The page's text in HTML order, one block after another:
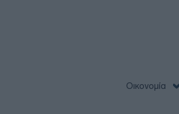
Οικονομία